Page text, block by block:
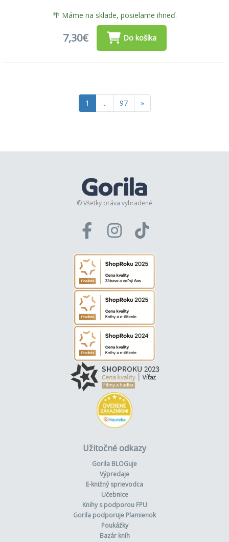
🌴 Máme na sklade, posielame ihneď.
7,30€ Do košíka
1 ... 97 »
© Všetky práva vyhradené
Užitočné odkazy
Gorila BLOGuje
Výpredaje
E-knižný sprievodca
Učebnice
Knihy s podporou FPU
Gorila podporuje Plamienok
Poukážky
Bazár kníh